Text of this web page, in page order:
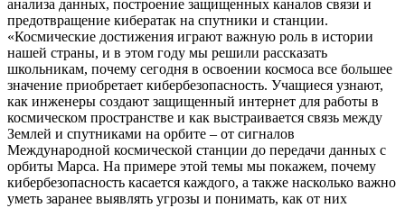
анализа данных, построение защищенных каналов связи и
предотвращение кибератак на спутники и станции.
«Космические достижения играют важную роль в истории
нашей страны, и в этом году мы решили рассказать
школьникам, почему сегодня в освоении космоса все большее
значение приобретает кибербезопасность. Учащиеся узнают,
как инженеры создают защищенный интернет для работы в
космическом пространстве и как выстраивается связь между
Землей и спутниками на орбите – от сигналов
Международной космической станции до передачи данных с
орбиты Марса. На примере этой темы мы покажем, почему
кибербезопасность касается каждого, а также насколько важно
уметь заранее выявлять угрозы и понимать, как от них